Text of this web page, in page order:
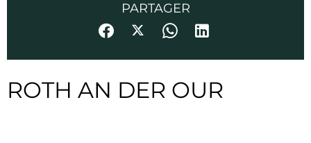
PARTAGER
ROTH AN DER OUR